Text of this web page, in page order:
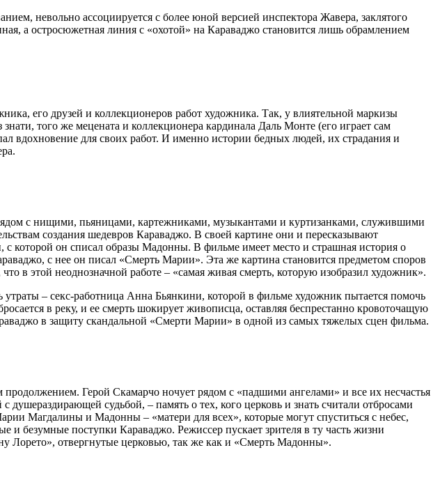
невольно ассоциируется с более юной версией инспектора Жавера, заклятого
а остросюжетная линия с «охотой» на Караваджо становится лишь обрамлением
его друзей и коллекционеров работ художника. Так, у влиятельной маркизы
того же мецената и коллекционера кардинала Даль Монте (его играет сам
вдохновение для своих работ. И именно истории бедных людей, их страдания и
с нищими, пьяницами, картежниками, музыкантами и куртизанками, служившими
создания шедевров Караваджо. В своей картине они и пересказывают
которой он списал образы Мадонны. В фильме имеет место и страшная история о
с нее он писал «Смерть Марии». Эта же картина становится предметом споров
в этой неоднозначной работе – «самая живая смерть, которую изобразил художник».
– секс-работница Анна Бьянкини, которой в фильме художник пытается помочь
в реку, и ее смерть шокирует живописца, оставляя беспрестанно кровоточащую
в защиту скандальной «Смерти Марии» в одной из самых тяжелых сцен фильма.
Герой Скамарчо ночует рядом с «падшими ангелами» и все их несчастья
судьбой, – память о тех, кого церковь и знать считали отбросами
Магдалины и Мадонны – «матери для всех», которые могут спуститься с небес,
и безумные поступки Караваджо. Режиссер пускает зрителя в ту часть жизни
Лорето», отвергнутые церковью, так же как и «Смерть Мадонны».